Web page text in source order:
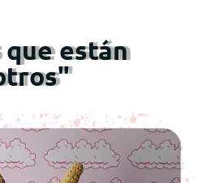
están